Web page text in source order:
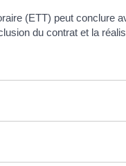
(ETT) peut conclure
du contrat et la